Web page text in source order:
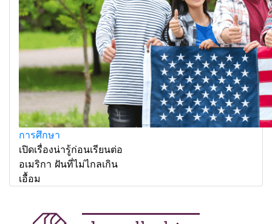
การศึกษา
เปิดเรื่องน่ารู้ก่อนเรียนต่อ
อเมริกา ฝันที่ไม่ไกลเกิน
เอื้อม